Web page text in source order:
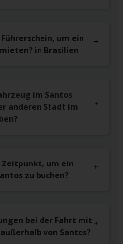
um ein
in Brasilien
im Santos
anderen Stadt im
Zeitpunkt, um ein
zu buchen?
bei der Fahrt mit
von Santos?